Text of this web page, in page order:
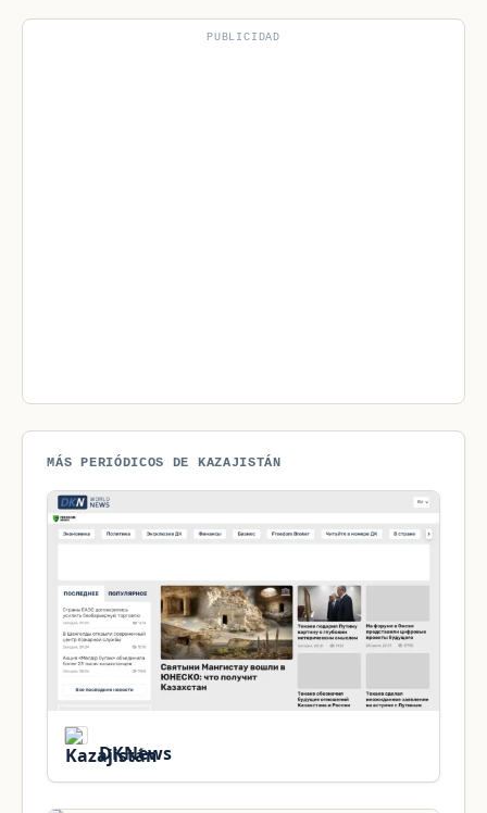
PUBLICIDAD
MÁS PERIÓDICOS DE KAZAJISTÁN
DKNews